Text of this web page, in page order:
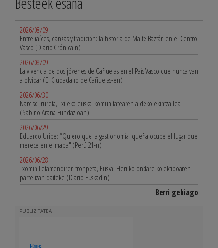
2026/08/09
Entre raíces, danzas y tradición: la historia de Maite Baztán en el Centro
Vasco (Diario Crónica-n)
2026/08/09
La vivencia de dos jóvenes de Cañuelas en el País Vasco que nunca van
a olvidar (El Ciudadano de Cañuelas-en)
2026/06/30
Narciso Irureta, Txileko euskal komunitatearen aldeko ekintzailea
(Sabino Arana Fundazioan)
2026/06/29
Eduardo Uribe: “Quiero que la gastronomía iqueña ocupe el lugar que
merece en el mapa" (Perú 21-n)
2026/06/28
Txomin Letamendiren tronpeta, Euskal Herriko ondare kolektiboaren
parte izan daiteke (Diario Euskadin)
Berri gehiago
PUBLIZITATEA